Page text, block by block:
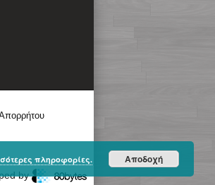
Απορρήτου
by
πληροφορίες. Αποδοχή